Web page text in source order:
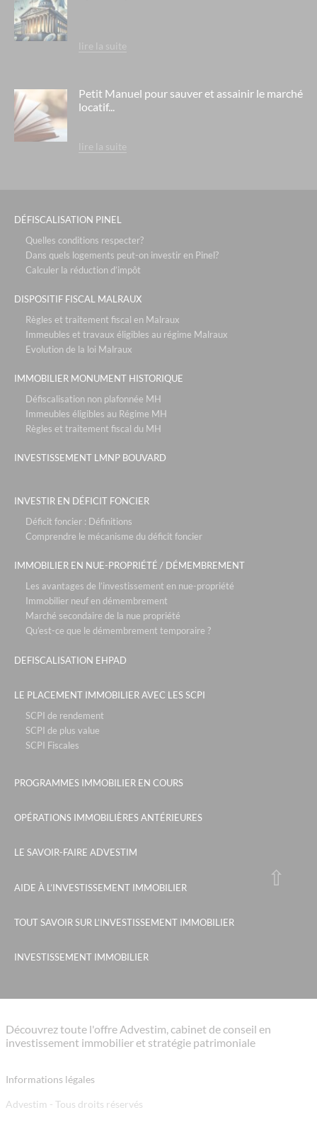
lire la suite
Petit Manuel pour sauver et assainir le marché
locatif...
lire la suite
DÉFISCALISATION PINEL
Quelles conditions respecter?
Dans quels logements peut-on investir en Pinel?
Calculer la réduction d’impôt
DISPOSITIF FISCAL MALRAUX
Règles et traitement fiscal en Malraux
Immeubles et travaux éligibles au régime Malraux
Evolution de la loi Malraux
IMMOBILIER MONUMENT HISTORIQUE
Défiscalisation non plafonnée MH
Immeubles éligibles au Régime MH
Règles et traitement fiscal du MH
INVESTISSEMENT LMNP BOUVARD
INVESTIR EN DÉFICIT FONCIER
Déficit foncier : Définitions
Comprendre le mécanisme du déficit foncier
IMMOBILIER EN NUE-PROPRIÉTÉ / DÉMEMBREMENT
Les avantages de l’investissement en nue-propriété
Immobilier neuf en démembrement
Marché secondaire de la nue propriété
Qu’est-ce que le démembrement temporaire ?
DEFISCALISATION EHPAD
LE PLACEMENT IMMOBILIER AVEC LES SCPI
SCPI de rendement
SCPI de plus value
SCPI Fiscales
PROGRAMMES IMMOBILIER EN COURS
OPÉRATIONS IMMOBILIÈRES ANTÉRIEURES
LE SAVOIR-FAIRE ADVESTIM
AIDE À L’INVESTISSEMENT IMMOBILIER
TOUT SAVOIR SUR L’INVESTISSEMENT IMMOBILIER
INVESTISSEMENT IMMOBILIER
Découvrez toute l'offre Advestim, cabinet de conseil en
investissement immobilier et stratégie patrimoniale
Informations légales
Advestim - Tous droits réservés